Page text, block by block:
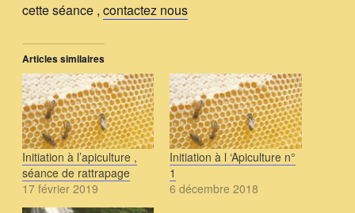
cette séance , contactez nous
Articles similaires
Initiation à l’apiculture ,
séance de rattrapage
17 février 2019
Initiation à l ‘Apiculture n°
1
6 décembre 2018